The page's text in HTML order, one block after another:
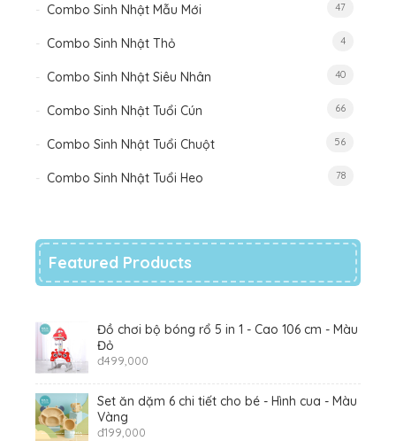
Combo Sinh Nhật Mẫu Mới 47
Combo Sinh Nhật Thỏ 4
Combo Sinh Nhật Siêu Nhân 40
Combo Sinh Nhật Tuổi Cún 66
Combo Sinh Nhật Tuổi Chuột 56
Combo Sinh Nhật Tuổi Heo 78
Featured Products
Đồ chơi bộ bóng rổ 5 in 1 - Cao 106 cm - Màu
Đỏ
đ499,000
Set ăn dặm 6 chi tiết cho bé - Hình cua - Màu
Vàng
đ199,000